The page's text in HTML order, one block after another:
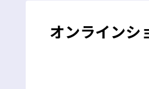
オンラインシ